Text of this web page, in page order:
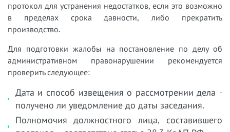
протокол для устранения недостатков, если это возможно
в пределах срока давности, либо прекратить
производство.
Для подготовки жалобы на постановление по делу об
административном правонарушении рекомендуется
проверить следующее:
Дата и способ извещения о рассмотрении дела -
получено ли уведомление до даты заседания.
Полномочия должностного лица, составившего